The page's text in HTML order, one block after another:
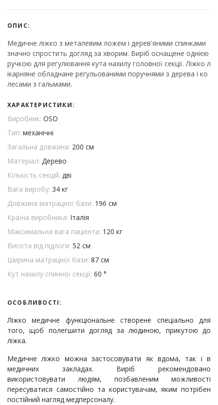
ОПИС:
Медичне ліжко з металевим ложем і дерев'яними спинками
значно спростить догляд за хворим. Виріб оснащене однією
ручкою для регулювання кута нахилу головної секції. Ліжко л
ікарняне обладнане регульованими поручнями з дерева і ко
лесами з гальмами.
ХАРАКТЕРИСТИКИ:
Виробник: OSD
Тип: механічні
Загальна довжина: 200 см
Матеріал: Дерево
Кількість секцій: дві
Вага виробу: 34 кг
Довжина матрацної бази: 196 см
Країна виробника: Італія
Максимальна вага пацієнта: 120 кг
Висота від підлоги: 52 см
Ширина матрацної бази: 87 см
Кут нахилу спинної секції: 60 °
ОСОБЛИВОСТІ:
Ліжко медичне функціональне створене спеціально для
того, щоб полегшити догляд за людиною, прикутою до
ліжка.
Медичне ліжко можна застосовувати як вдома, так і в
медичних закладах. Виріб рекомендовано
використовувати людям, позбавленим можливості
пересуватися самостійно та користувачам, яким потрібен
постійний нагляд медперсоналу.